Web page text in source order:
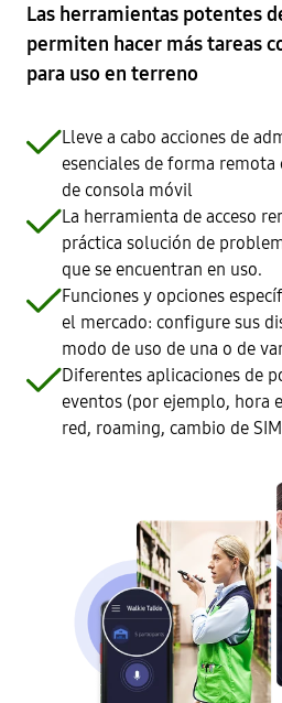
Las herramientas potentes
permiten hacer más tareas
para uso en terreno
Lleve a cabo acciones de
esenciales de forma
de consola móvil
La herramienta de acceso
práctica solución de
que se encuentran en uso.
Funciones y opciones
el mercado: configure sus
modo de uso de una o de
Diferentes aplicaciones de
eventos (por ejemplo, hora
red, roaming, cambio de